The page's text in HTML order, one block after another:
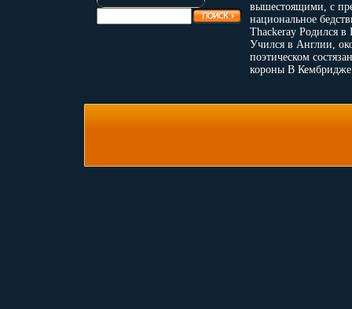
вышестоящими, с
национальное
Thackeray Родился
Учился в Англии,
поэтическом
короны В Кембридже